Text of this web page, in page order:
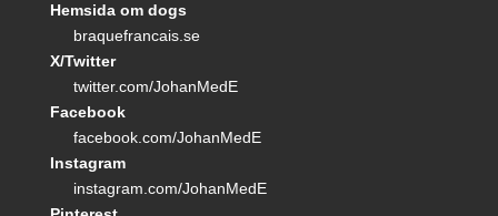
Hemsida om dogs
braquefrancais.se
X/Twitter
twitter.com/JohanMedE
Facebook
facebook.com/JohanMedE
Instagram
instagram.com/JohanMedE